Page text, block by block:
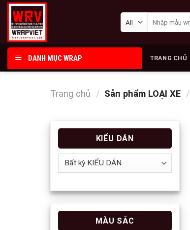
Skip
content
kiếm:
DANH MỤC WRAP TRANG CHỦ
Trang chủ / Sản phẩm LOẠI XE /
KIỂU DÁN
MÀU SẮC